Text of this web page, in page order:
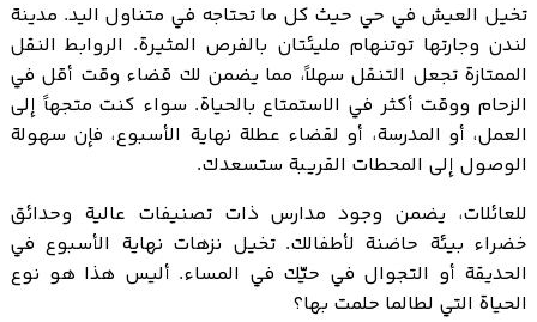
تخيل العيش في حي حيث كل ما تحتاجه في متناول اليد. مدينة
لندن وجارتها توتنهام مليئتان بالفرص المثيرة. الروابط النقل
الممتازة تجعل التنقل سهلاً، مما يضمن لك قضاء وقت أقل في
الزحام ووقت أكثر في الاستمتاع بالحياة. سواء كنت متجهاً إلى
العمل، أو المدرسة، أو لقضاء عطلة نهاية الأسبوع، فإن سهولة
الوصول إلى المحطات القريبة ستسعدك.
للعائلات، يضمن وجود مدارس ذات تصنيفات عالية وحدائق
خضراء بيئة حاضنة لأطفالك. تخيل نزهات نهاية الأسبوع في
الحديقة أو التجوال في حيّك في المساء. أليس هذا هو نوع
الحياة التي لطالما حلمت بها؟